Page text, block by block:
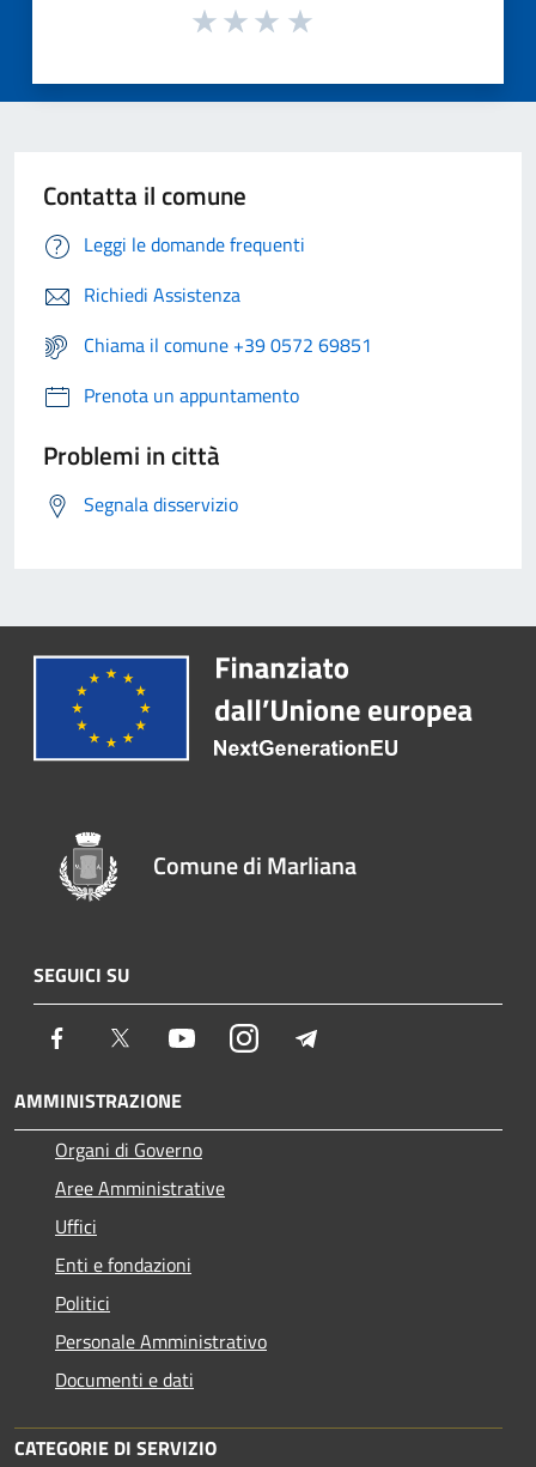
Contatta il comune
Leggi le domande frequenti
Richiedi Assistenza
Chiama il comune +39 0572 69851
Prenota un appuntamento
Problemi in città
Segnala disservizio
Comune di Marliana
SEGUICI SU
Facebook Twitter YoutubeInstagram
AMMINISTRAZIONE
Organi di Governo
Aree Amministrative
Uffici
Enti e fondazioni
Politici
Personale Amministrativo
Documenti e dati
CATEGORIE DI SERVIZIO